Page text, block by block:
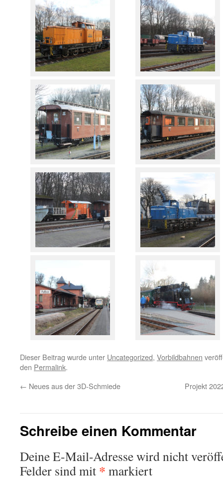
Dieser Beitrag wurde unter Uncategorized, Vorbildbahnen
den Permalink.
← Neues aus der 3D-Schmiede Projekt
Schreibe einen Kommentar
Deine E-Mail-Adresse wird nicht
Felder sind mit * markiert